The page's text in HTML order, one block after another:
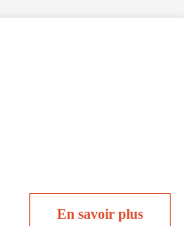
En savoir plus